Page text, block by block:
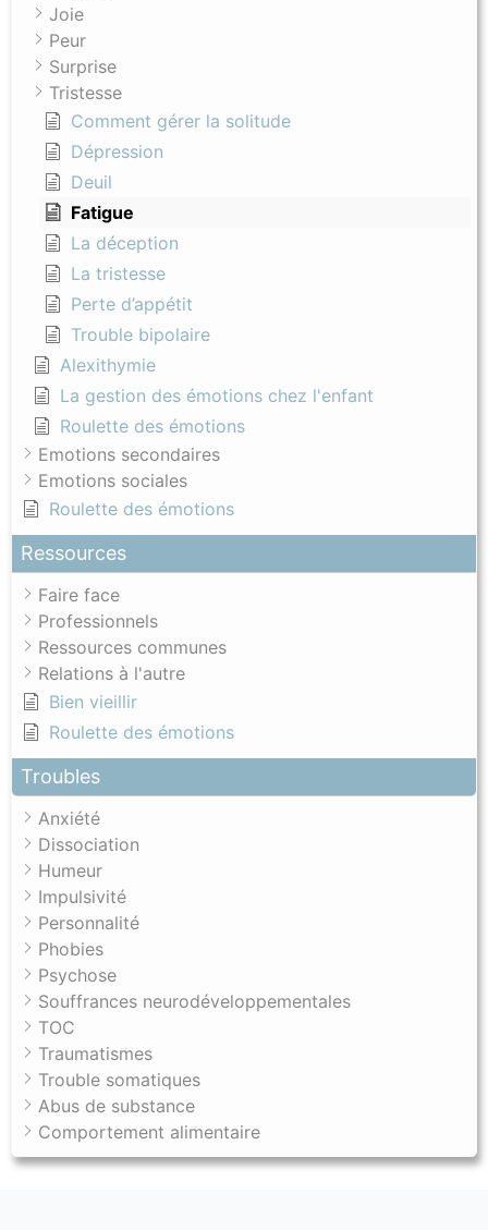
Joie
Peur
Surprise
Tristesse
Comment gérer la solitude
Dépression
Deuil
Fatigue
La déception
La tristesse
Perte d’appétit
Trouble bipolaire
Alexithymie
La gestion des émotions chez l'enfant
Roulette des émotions
Emotions secondaires
Emotions sociales
Roulette des émotions
Ressources
Faire face
Professionnels
Ressources communes
Relations à l'autre
Bien vieillir
Roulette des émotions
Troubles
Anxiété
Dissociation
Humeur
Impulsivité
Personnalité
Phobies
Psychose
Souffrances neurodéveloppementales
TOC
Traumatismes
Trouble somatiques
Abus de substance
Comportement alimentaire